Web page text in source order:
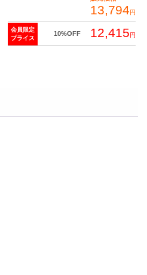
13,794円
会員限定
プライス
10%OFF 12,415円